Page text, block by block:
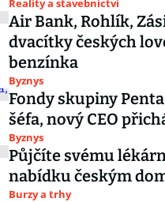
Reality a stavebnictví
Air Bank, Rohlík,
dvacítky českých
benzínka
Byznys
Fondy skupiny
šéfa, nový CEO
Byznys
Půjčíte svému
nabídku českým
Burzy a trhy